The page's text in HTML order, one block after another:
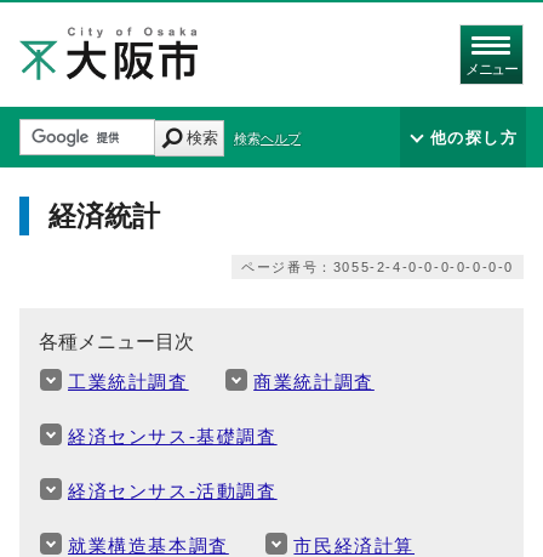
メニュー
検索 検索ヘルプ 他の探し方
経済統計
ページ番号：3055-2-4-0-0-0-0-0-0-0
各種メニュー目次
工業統計調査 商業統計調査
経済センサス‐基礎調査
経済センサス‐活動調査
就業構造基本調査 市民経済計算